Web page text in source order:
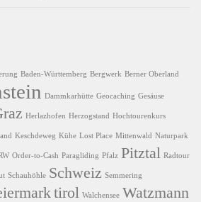
Baden-Württemberg Bergwerk Berner Oberland
Dammkarhütte Geocaching Gesäuse
Herlazhofen Herzogstand Hochtourenkurs
Keschdeweg Kühe Lost Place Mittenwald Naturpark
Order-to-Cash Paragliding Pfalz Pitztal Radtour
Schauhöhle Schweiz Semmering
tirol Walchensee Watzmann